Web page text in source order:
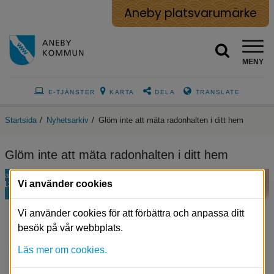
Aneby platsvarumärke
MENY
E-TJÄNSTER KARTA DELA TRANSLATE
Startsida / Nyhetsarkiv / Glöm inte att mäta radonhalten i ditt hem
Glöm inte att mäta radonhalten i ditt hem
jan
13 Vi använder cookies
Vi använder cookies för att förbättra och anpassa ditt
besök på vår webbplats.
Läs mer om cookies.